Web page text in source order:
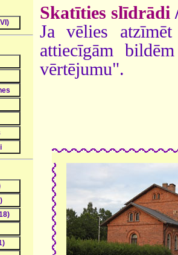
Skatīties slīdrādi
Ja vēlies
attiecīgām
vērtējumu".